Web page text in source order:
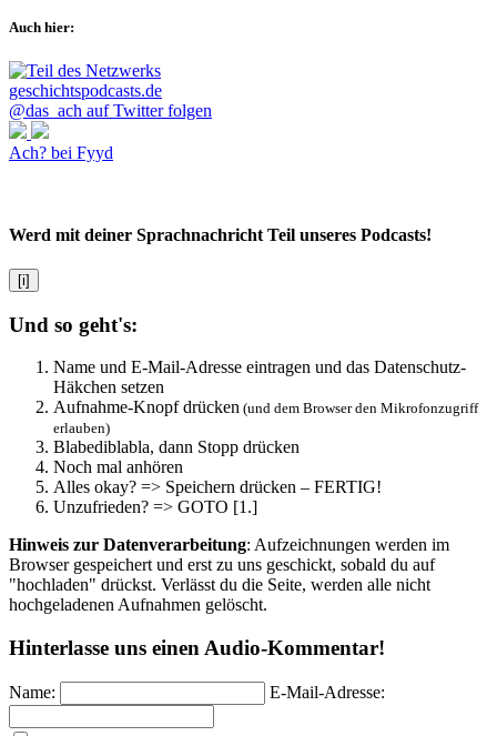
Auch hier:
@das_ach auf Twitter folgen
Ach? bei Fyyd
Werd mit deiner Sprachnachricht Teil unseres Podcasts!
[i]
Und so geht's:
Name und E-Mail-Adresse eintragen und das Datenschutz-
Häkchen setzen
Aufnahme-Knopf drücken (und dem Browser den Mikrofonzugriff
erlauben)
Blabediblabla, dann Stopp drücken
Noch mal anhören
Alles okay? => Speichern drücken – FERTIG!
Unzufrieden? => GOTO [1.]
Hinweis zur Datenverarbeitung: Aufzeichnungen werden im
Browser gespeichert und erst zu uns geschickt, sobald du auf
"hochladen" drückst. Verlässt du die Seite, werden alle nicht
hochgeladenen Aufnahmen gelöscht.
Hinterlasse uns einen Audio-Kommentar!
Name: E-Mail-Adresse: